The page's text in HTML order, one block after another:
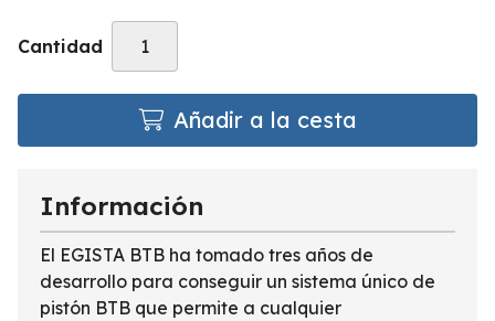
Cantidad
Añadir a la cesta
Información
El EGISTA BTB ha tomado tres años de
desarrollo para conseguir un sistema único de
pistón BTB que permite a cualquier